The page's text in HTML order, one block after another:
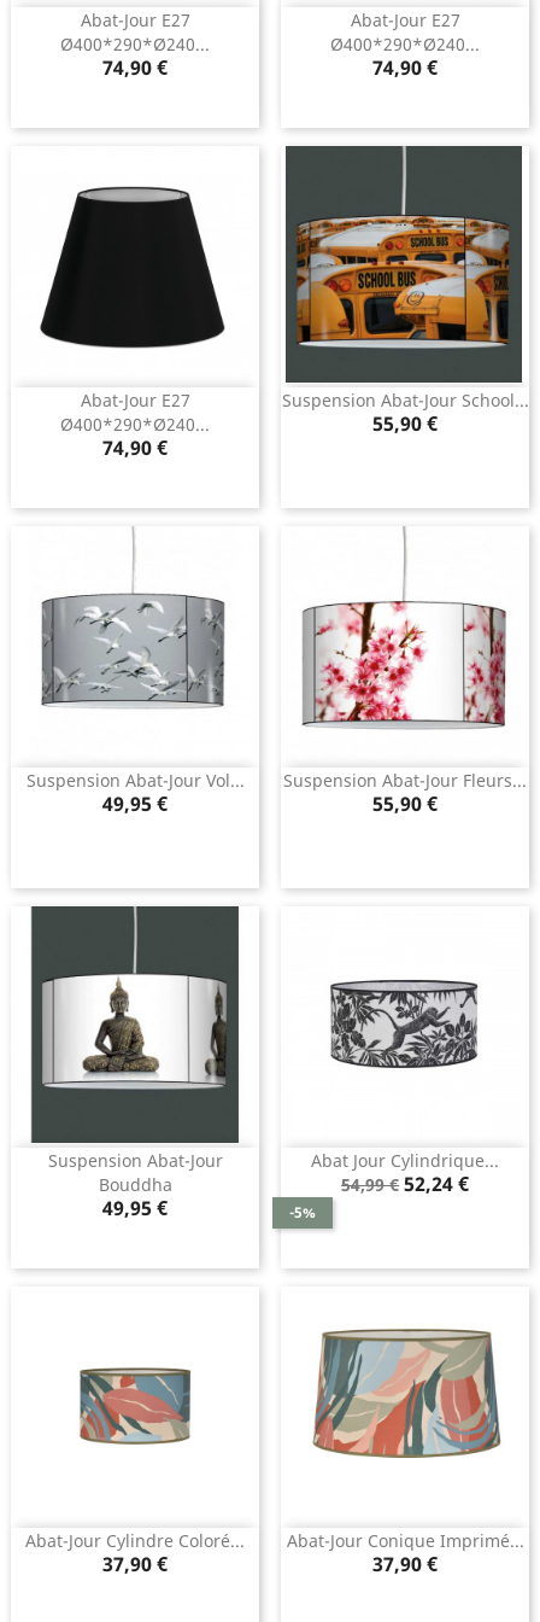
Abat-Jour E27
Ø400*290*ø240...
Prix
74,90 €
Abat-Jour E27
Ø400*290*ø240...
Prix
74,90 €
Abat-Jour E27
Ø400*290*ø240...
Prix
74,90 €
Suspension Abat-Jour School...
Prix
55,90 €
Suspension Abat-Jour Vol...
Prix
49,95 €
Suspension Abat-Jour Fleurs...
Prix
55,90 €
Suspension Abat-Jour
Bouddha
Prix
49,95 €
Abat Jour Cylindrique...
Prix
54,99 €
-5%
Prix
52,24 €
Abat-Jour Cylindre Coloré...
Prix
37,90 €
Abat-Jour Conique Imprimé...
Prix
37,90 €